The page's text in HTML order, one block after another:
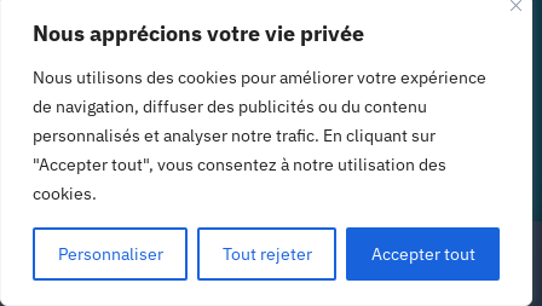
Nous apprécions votre vie privée
Nous utilisons des cookies pour améliorer votre expérience
de navigation, diffuser des publicités ou du contenu
personnalisés et analyser notre trafic. En cliquant sur
"Accepter tout", vous consentez à notre utilisation des
cookies.
Personnaliser Tout rejeter Accepter tout
Découvrez en plus sur les Pyrénées, nous
sommes une équipe de locaux qui vous
tiendrons au courant !
Voir les avis, le prix, et le stock restant